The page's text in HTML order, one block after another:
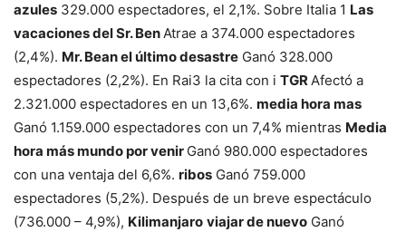
azules 329.000 espectadores, el 2,1%. Sobre Italia 1 Las
vacaciones del Sr. BenAtrae a 374.000 espectadores
(2,4%). Mr. Bean el último desastre Ganó 328.000
espectadores (2,2%). En Rai3 la cita con i TGRAfectó a
2.321.000 espectadores en un 13,6%. media hora mas
Ganó 1.159.000 espectadores con un 7,4% mientras Media
hora más mundo por venir Ganó 980.000 espectadores
con una ventaja del 6,6%. ribos Ganó 759.000
espectadores (5,2%). Después de un breve espectáculo
(736.000 – 4,9%), Kilimanjaro viajar de nuevo Ganó